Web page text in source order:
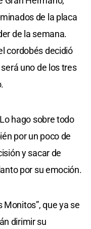
de la placa
de la semana.
cordobés decidió
uno de los tres
hago sobre todo
por un poco de
y sacar de
por su emoción.
Monitos”, que ya se
dirimir su